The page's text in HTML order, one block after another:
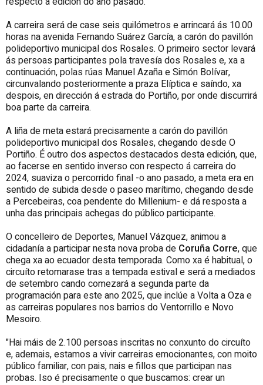
A carreira será de case seis quilómetros e arrincará ás 10.00
horas na avenida Fernando Suárez García, a carón do pavillón
polideportivo municipal dos Rosales. O primeiro sector levará
ás persoas participantes pola travesía dos Rosales e, xa a
continuación, polas rúas Manuel Azaña e Simón Bolívar,
circunvalando posteriormente a praza Elíptica e saíndo, xa
despois, en dirección á estrada do Portiño, por onde discurrirá
boa parte da carreira.
A liña de meta estará precisamente a carón do pavillón
polideportivo municipal dos Rosales, chegando desde O
Portiño. É outro dos aspectos destacados desta edición, que,
ao facerse en sentido inverso con respecto á carreira do
2024, suaviza o percorrido final -o ano pasado, a meta era en
sentido de subida desde o paseo marítimo, chegando desde
a Percebeiras, coa pendente do Millenium- e dá resposta a
unha das principais achegas do público participante.
O concelleiro de Deportes, Manuel Vázquez, animou a
cidadanía a participar nesta nova proba de Coruña Corre, que
chega xa ao ecuador desta temporada. Como xa é habitual, o
circuíto retomarase tras a tempada estival e será a mediados
de setembro cando comezará a segunda parte da
programación para este ano 2025, que inclúe a Volta a Oza e
as carreiras populares nos barrios do Ventorrillo e Novo
Mesoiro.
"Hai máis de 2.100 persoas inscritas no conxunto do circuíto
e, ademais, estamos a vivir carreiras emocionantes, con moito
público familiar, con pais, nais e fillos que participan nas
probas. Iso é precisamente o que buscamos: crear un